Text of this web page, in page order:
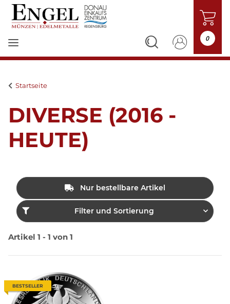
0
Startseite
DIVERSE (2016 -
HEUTE)
Nur bestellbare Artikel
Filter und Sortierung
Artikel 1 - 1 von 1
BESTSELLER